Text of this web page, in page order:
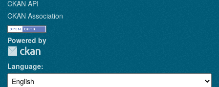
CKAN API
CKAN Association
Powered by
Language